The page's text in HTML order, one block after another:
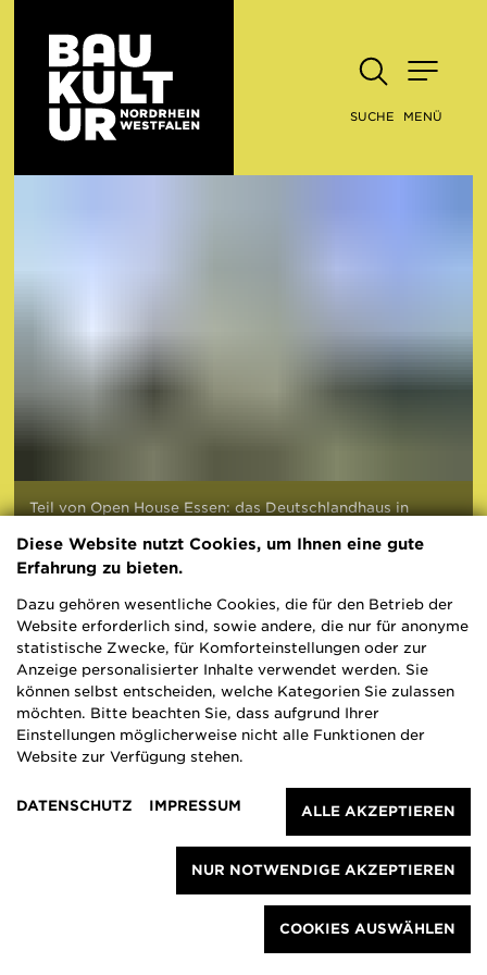
SUCHE MENÜ
Teil von Open House Essen: das Deutschlandhaus in
Open House Essen 2025
Am Wochendende des 6. und 7. September
2025 öffnet das Festival Open House Essen
Türen zu ganz unterschiedlichen Gebäuden in
Essen. Baukultur NRW untersützt das Projekt.
Projekt Essen
Diese Website nutzt Cookies, um Ihnen eine gute
Erfahrung zu bieten.
Dazu gehören wesentliche Cookies, die für den Betrieb der
Website erforderlich sind, sowie andere, die nur für anonyme
statistische Zwecke, für Komforteinstellungen oder zur
Anzeige personalisierter Inhalte verwendet werden. Sie
können selbst entscheiden, welche Kategorien Sie zulassen
möchten. Bitte beachten Sie, dass aufgrund Ihrer
Einstellungen möglicherweise nicht alle Funktionen der
Website zur Verfügung stehen.
ALLE AKZEPTIEREN
NUR NOTWENDIGE AKZEPTIEREN
COOKIES AUSWÄHLEN
DATENSCHUTZ IMPRESSUM